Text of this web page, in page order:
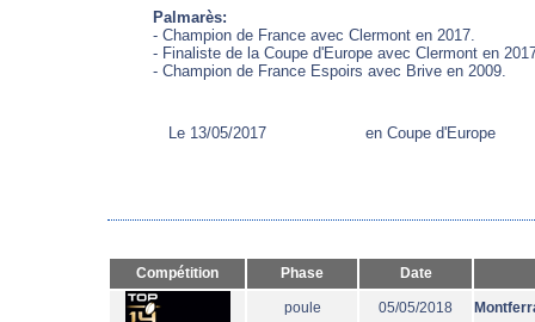
Palmarès:
- Champion de France avec Clermont en 2017.
- Finaliste de la Coupe d'Europe avec Clermont en
- Champion de France Espoirs avec Brive en 2009.
Le 13/05/2017 en Coupe d'Europe
Compétition Phase Date
poule 05/05/2018